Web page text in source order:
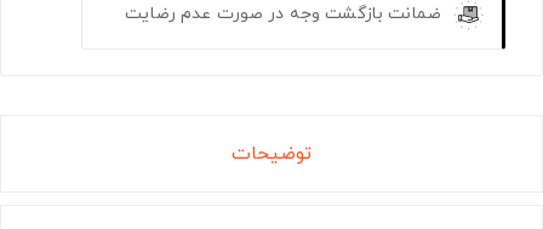
ضمانت بازگشت وجه در صورت عدم رضایت
توضیحات